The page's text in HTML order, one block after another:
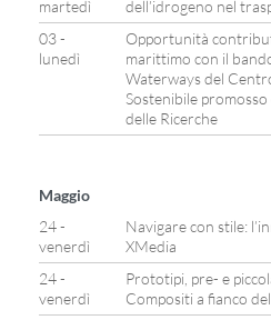
martedì
dell’idrogeno nel
03 -
lunedì
Opportunità
marittimo con il
Waterways del
Sostenibile
delle Ricerche
Maggio
24 -
venerdì
Navigare con stile:
XMedia
24 -
venerdì
Prototipi, pre- e
Compositi a fianco